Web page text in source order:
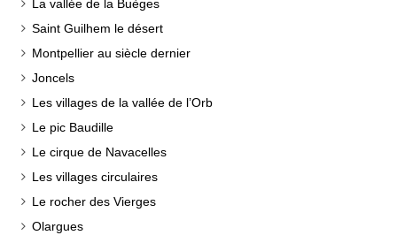
La vallée de la Buèges
Saint Guilhem le désert
Montpellier au siècle dernier
Joncels
Les villages de la vallée de l’Orb
Le pic Baudille
Le cirque de Navacelles
Les villages circulaires
Le rocher des Vierges
Olargues